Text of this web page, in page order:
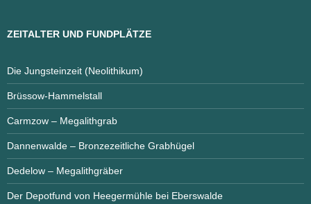
ZEITALTER UND FUNDPLÄTZE
Die Jungsteinzeit (Neolithikum)
Brüssow-Hammelstall
Carmzow – Megalithgrab
Dannenwalde – Bronzezeitliche Grabhügel
Dedelow – Megalithgräber
Der Depotfund von Heegermühle bei Eberswalde